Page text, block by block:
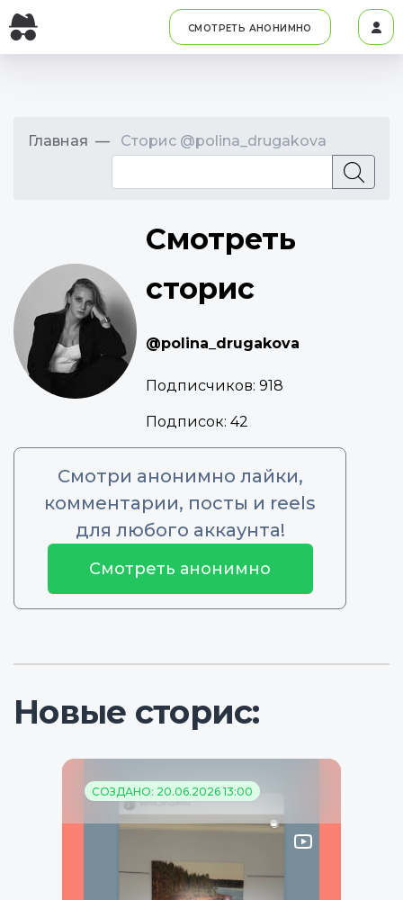
СМОТРЕТЬ АНОНИМНО
Главная Сторис @polina_drugakova
Смотреть
сторис
@polina_drugakova
Подписчиков: 918
Подписок: 42
Смотри анонимно лайки,
комментарии, посты и reels
для любого аккаунта!
Смотреть анонимно
Новые сторис:
СОЗДАНО: 20.06.2026 13:00